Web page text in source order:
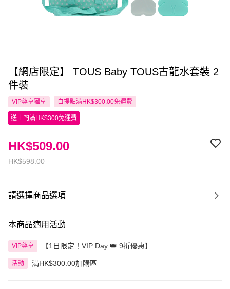
【網店限定】 TOUS Baby TOUS古龍水套裝 2
件裝
VIP尊享獨享 自提點滿HK$300.00免運費
送上門滿HK$300免運費
HK$598.00
HK$509.00
請選擇商品選項
本商品適用活動
VIP尊享 【1日限定！VIP Day 👑 9折優惠】
活動 滿HK$300.00加購區